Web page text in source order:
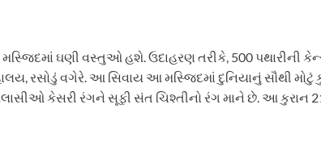
ઘણી વસ્તુઓ હશે. ઉદાહરણ તરીકે, 500 પથારીની
રસોડું વગેરે. આ સિવાય આ મસ્જિદમાં દુનિયાનું સૌથી મોટું
કેસરી રંગને સૂફી સંત ચિશ્તીનો રંગ માને છે. આ કુરાન